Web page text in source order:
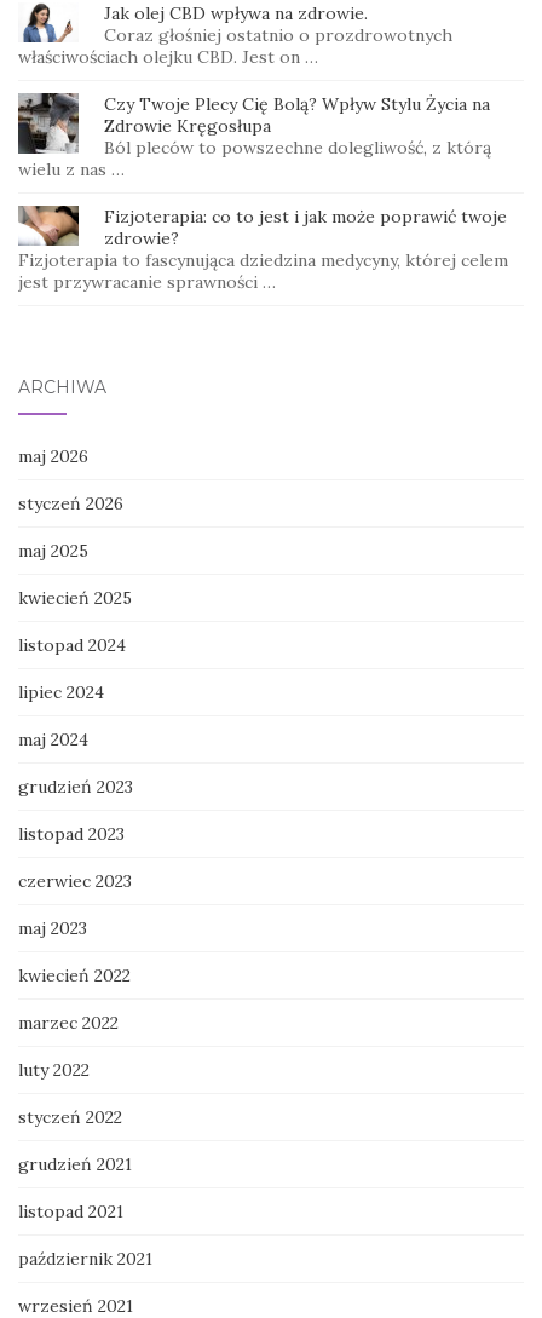
Jak olej CBD wpływa na zdrowie.
Coraz głośniej ostatnio o prozdrowotnych
właściwościach olejku CBD. Jest on …
Czy Twoje Plecy Cię Bolą? Wpływ Stylu Życia na
Zdrowie Kręgosłupa
Ból pleców to powszechne dolegliwość, z którą
wielu z nas …
Fizjoterapia: co to jest i jak może poprawić twoje
zdrowie?
Fizjoterapia to fascynująca dziedzina medycyny, której celem
jest przywracanie sprawności …
ARCHIWA
maj 2026
styczeń 2026
maj 2025
kwiecień 2025
listopad 2024
lipiec 2024
maj 2024
grudzień 2023
listopad 2023
czerwiec 2023
maj 2023
kwiecień 2022
marzec 2022
luty 2022
styczeń 2022
grudzień 2021
listopad 2021
październik 2021
wrzesień 2021